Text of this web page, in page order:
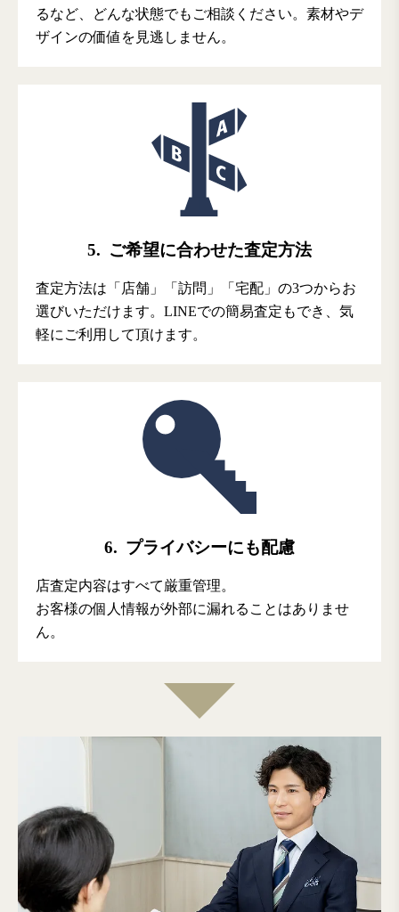
るなど、どんな状態でもご相談ください。素材やデ
ザインの価値を見逃しません。
5. ご希望に合わせた査定方法
査定方法は「店舗」「訪問」「宅配」の3つからお
選びいただけます。LINEでの簡易査定もでき、気
軽にご利用して頂けます。
6. プライバシーにも配慮
店査定内容はすべて厳重管理。
お客様の個人情報が外部に漏れることはありませ
ん。